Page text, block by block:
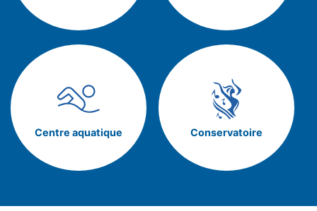
Centre aquatique Conservatoire